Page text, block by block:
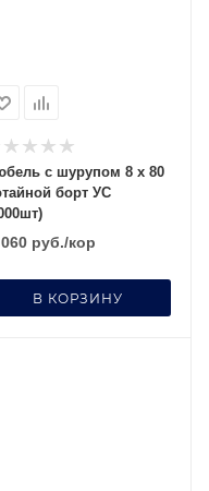
с шурупом 8 х 80
борт УС
руб./кор
В КОРЗИНУ